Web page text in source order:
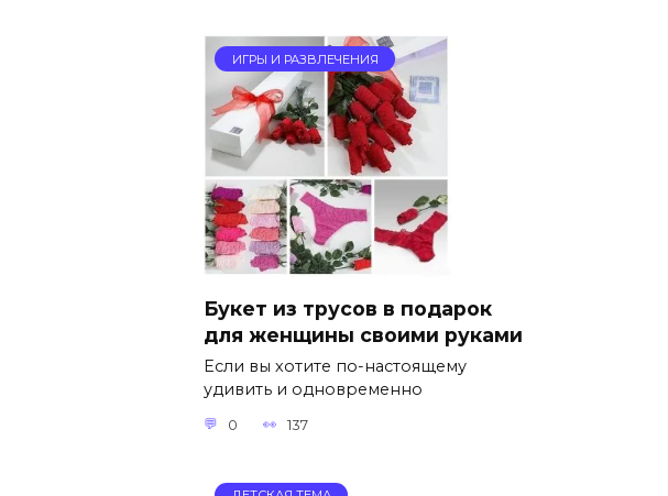
ИГРЫ И РАЗВЛЕЧЕНИЯ
Букет из трусов в подарок
для женщины своими руками
Если вы хотите по-настоящему
удивить и одновременно
0 137